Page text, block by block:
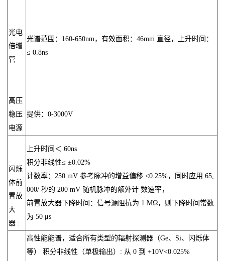
光电
倍增
管
光谱范围：160-650nm，有效面积：46mm 直径，上升时间：
≤ 0.8ns
高压
稳压
电源
提供：0-3000V
闪烁
体前
置放
大
器 :
上升时间＜ 60ns
积分非线性≤ ±0.02%
计数率：250 mV 参考脉冲的增益偏移 <0.25%，同时应用 65,
000/ 秒的 200 mV 随机脉冲的额外计 数速率，
前置放大器下降时间：信号源阻抗为 1 MΩ，则下降时间常数
为 50 μs
高性能能谱，适合所有类型的辐射探测器（Ge、Si、闪烁体
等） 积分非线性（单极输出）: 从 0 到 +10V<0.025%